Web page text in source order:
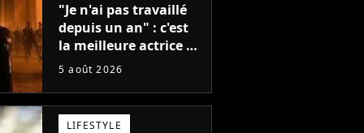
"Je n'ai pas travaillé
depuis un an" : c'est
la meilleure actrice de
L'Odyssée, mais
donner de rôle au
cinéma
5 août 2026
LIFESTYLE